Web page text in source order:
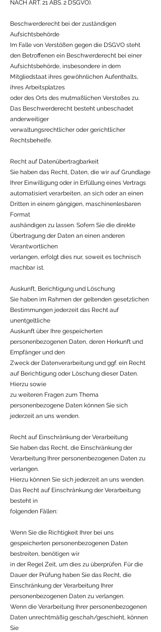
NACH ART. 21 ABS. 2 DSGVO).
Beschwerderecht bei der zuständigen
Aufsichtsbehörde
Im Falle von Verstößen gegen die DSGVO steht
den Betroffenen ein Beschwerderecht bei einer
Aufsichtsbehörde, insbesondere in dem
Mitgliedstaat ihres gewöhnlichen Aufenthalts,
ihres Arbeitsplatzes
oder des Orts des mutmaßlichen Verstoßes zu.
Das Beschwerderecht besteht unbeschadet
anderweitiger
verwaltungsrechtlicher oder gerichtlicher
Rechtsbehelfe.
Recht auf Datenübertragbarkeit
Sie haben das Recht, Daten, die wir auf Grundlage
Ihrer Einwilligung oder in Erfüllung eines Vertrags
automatisiert verarbeiten, an sich oder an einen
Dritten in einem gängigen, maschinenlesbaren
Format
aushändigen zu lassen. Sofern Sie die direkte
Übertragung der Daten an einen anderen
Verantwortlichen
verlangen, erfolgt dies nur, soweit es technisch
machbar ist.
Auskunft, Berichtigung und Löschung
Sie haben im Rahmen der geltenden gesetzlichen
Bestimmungen jederzeit das Recht auf
unentgeltliche
Auskunft über Ihre gespeicherten
personenbezogenen Daten, deren Herkunft und
Empfänger und den
Zweck der Datenverarbeitung und ggf. ein Recht
auf Berichtigung oder Löschung dieser Daten.
Hierzu sowie
zu weiteren Fragen zum Thema
personenbezogene Daten können Sie sich
jederzeit an uns wenden.
Recht auf Einschränkung der Verarbeitung
Sie haben das Recht, die Einschränkung der
Verarbeitung Ihrer personenbezogenen Daten zu
verlangen.
Hierzu können Sie sich jederzeit an uns wenden.
Das Recht auf Einschränkung der Verarbeitung
besteht in
folgenden Fällen:
Wenn Sie die Richtigkeit Ihrer bei uns
gespeicherten personenbezogenen Daten
bestreiten, benötigen wir
in der Regel Zeit, um dies zu überprüfen. Für die
Dauer der Prüfung haben Sie das Recht, die
Einschränkung der Verarbeitung Ihrer
personenbezogenen Daten zu verlangen.
Wenn die Verarbeitung Ihrer personenbezogenen
Daten unrechtmäßig geschah/geschieht, können
Sie